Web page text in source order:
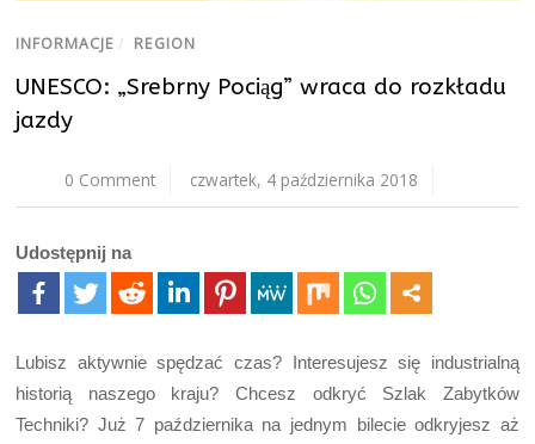
INFORMACJE / REGION
UNESCO: „Srebrny Pociąg” wraca do rozkładu
jazdy
0 Comment czwartek, 4 października 2018
Udostępnij na
Lubisz aktywnie spędzać czas? Interesujesz się industrialną
historią naszego kraju? Chcesz odkryć Szlak Zabytków
Techniki? Już 7 października na jednym bilecie odkryjesz aż